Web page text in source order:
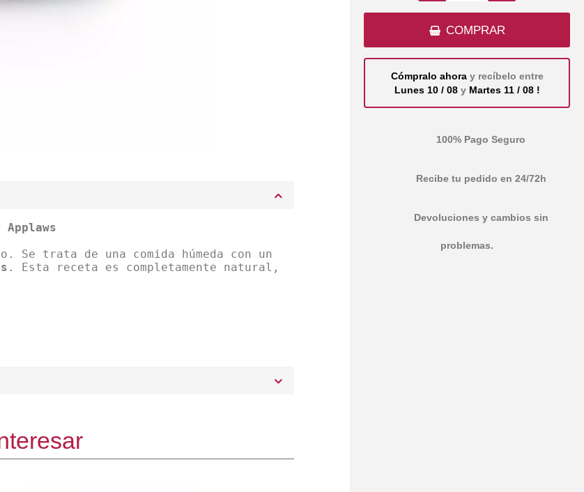
COMPRAR
Cómpralo ahora y recíbelo entre
Lunes 10 / 08 y Martes 11 / 08 !
100% Pago Seguro
Recibe tu pedido en 24/72h
Devoluciones y cambios sin
problemas.
Se trata de una comida húmeda con un
. Esta receta es completamente natural,